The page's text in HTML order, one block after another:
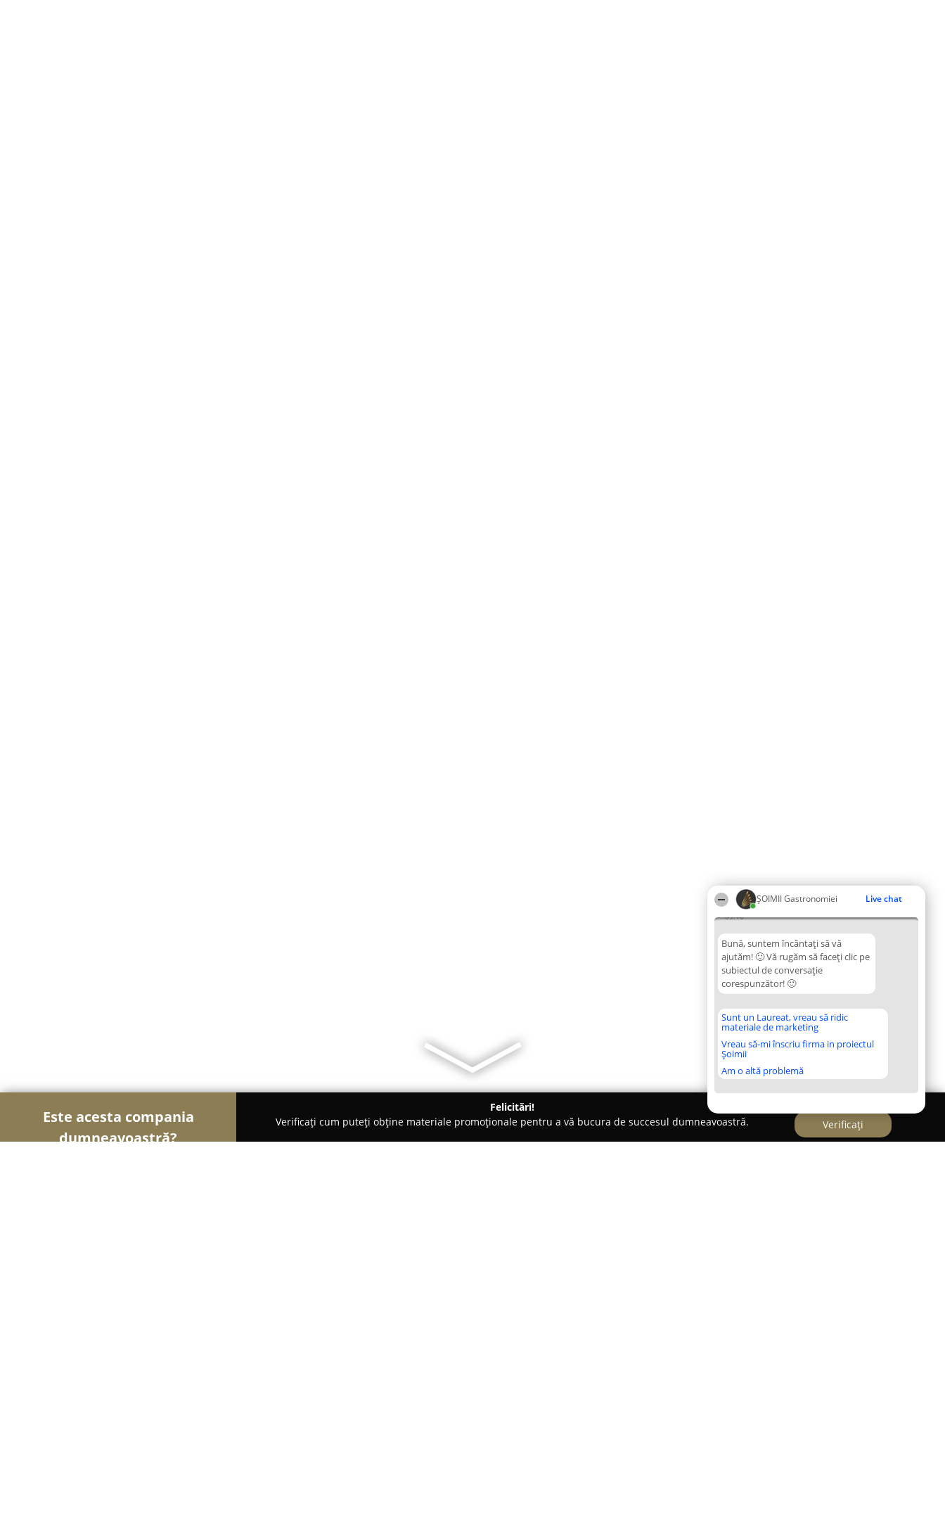
ȘOIMII Gastronomiei Live chat
09:10
Bună, suntem încântați să vă
ajutăm! 🙂 Vă rugăm să faceți clic pe
subiectul de conversație
corespunzător! 🙂
Sunt un Laureat, vreau să ridic
materiale de marketing
Vreau să-mi înscriu firma in proiectul
Șoimii
Am o altă problemă
Este acesta compania
dumneavoastră?
Felicitări!
Verificați cum puteți obține materiale promoționale pentru a vă bucura de succesul dumneavoastră.
Verificați